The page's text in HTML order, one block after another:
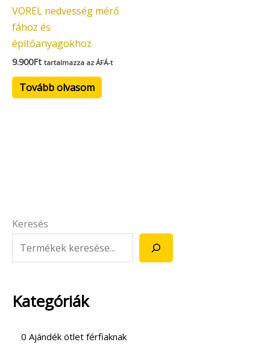
Keresés
Kategóriák
0 Ajándék ötlet férfiaknak
VOREL nedvesség mérő
fához és
építőanyagokhoz
9.900Ft tartalmazza az ÁFÁ-t
Tovább olvasom